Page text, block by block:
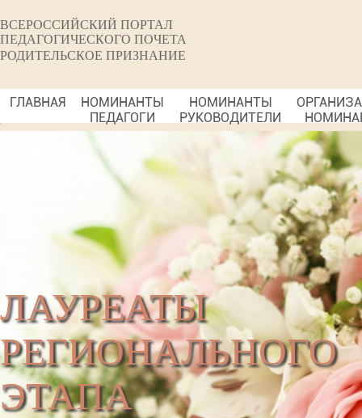
ВСЕРОССИЙСКИЙ ПОРТАЛ
ПЕДАГОГИЧЕСКОГО ПОЧЕТА
РОДИТЕЛЬСКОЕ ПРИЗНАНИЕ
ГЛАВНАЯ
НОМИНАНТЫ
ПЕДАГОГИ
НОМИНАНТЫ
РУКОВОДИТЕЛИ
ЛАУРЕАТЫ
РЕГИОНАЛЬНОГО
ЭТАПА